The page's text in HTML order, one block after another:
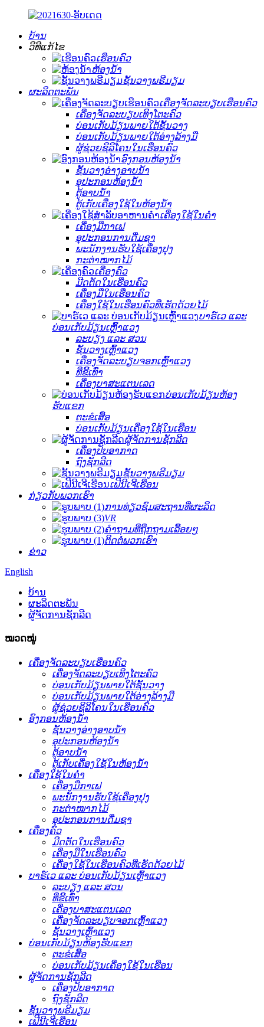
ບ້ານ
ວິທີແກ້ໄຂ
ເຮືອນຄົວ
ຫ້ອງນໍ້າ
ຊັ້ນວາງພຣີມຽມ
ຜະລິດຕະພັນ
ເຄື່ອງຈັດລະບຽບເຮືອນຄົວ
ເຄື່ອງຈັດລະບຽບເທິງໂຕະຄົວ
ບ່ອນເກັບມ້ຽນພາຍໃຕ້ຊັ້ນວາງ
ບ່ອນເກັບມ້ຽນພາຍໃຕ້ອ່າງລ້າງມື
ຜູ້ຊ່ວຍຊິລິໂຄນໃນເຮືອນຄົວ
ອົງກອນຫ້ອງນ້ຳ
ຊັ້ນວາງອ່າງອາບນໍ້າ
ອຸປະກອນຫ້ອງນ້ຳ
ຕູ້ອາບນ້ຳ
ຕູ້ເກັບເຄື່ອງໃຊ້ໃນຫ້ອງນໍ້າ
ເຄື່ອງໃຊ້ໃນຄ່ຳ
ເຄື່ອງມືກາເຟ
ອຸປະກອນການດື່ມຊາ
ພະນັກງານຮັບໃຊ້ເຄື່ອງປຸງ
ກະຕ່າໝາກໄມ້
ເຄື່ອງຄົວ
ມີດຕັດໃນເຮືອນຄົວ
ເຄື່ອງມືໃນເຮືອນຄົວ
ເຄື່ອງໃຊ້ໃນເຮືອນຄົວທີ່ເຮັດດ້ວຍໄມ້
ບາຣ໌ເວ ແລະ
ບ່ອນເກັບມ້ຽນເຫຼົ້າແວງ
ລະບຽງ ແລະ ສວນ
ຊັ້ນວາງເຫຼົ້າແວງ
ເຄື່ອງຈັດລະບຽບຈອກເຫຼົ້າແວງ
ທີ່ຂີ້ເທົ່າ
ເຄື່ອງບາສະແຕນເລດ
ບ່ອນເກັບມ້ຽນຫ້ອງ
ຮັບແຂກ
ຕະຂໍເສື້ອ
ບ່ອນເກັບມ້ຽນເຄື່ອງໃຊ້ໃນເຮືອນ
ຜູ້ຈັດການຊັກລີດ
ເຄື່ອງປັບອາກາດ
ຖົງຊັກລີດ
ຊັ້ນວາງພຣີມຽມ
ເຟີນີເຈີເຮືອນ
ກ່ຽວກັບພວກເຮົາ
ການທ່ຽວຊົມສະຖານທີ່ຜະລິດ
VR
ຄຳຖາມທີ່ຖືກຖາມເລື້ອຍໆ
ຕິດຕໍ່ພວກເຮົາ
ຂ່າວ
English
ບ້ານ
ຜະລິດຕະພັນ
ຜູ້ຈັດການຊັກລີດ
ໝວດໝູ່
ເຄື່ອງຈັດລະບຽບເຮືອນຄົວ
ເຄື່ອງຈັດລະບຽບເທິງໂຕະຄົວ
ບ່ອນເກັບມ້ຽນພາຍໃຕ້ຊັ້ນວາງ
ບ່ອນເກັບມ້ຽນພາຍໃຕ້ອ່າງລ້າງມື
ຜູ້ຊ່ວຍຊິລິໂຄນໃນເຮືອນຄົວ
ອົງກອນຫ້ອງນ້ຳ
ຊັ້ນວາງອ່າງອາບນໍ້າ
ອຸປະກອນຫ້ອງນ້ຳ
ຕູ້ອາບນ້ຳ
ຕູ້ເກັບເຄື່ອງໃຊ້ໃນຫ້ອງນໍ້າ
ເຄື່ອງໃຊ້ໃນຄ່ຳ
ເຄື່ອງມືກາເຟ
ພະນັກງານຮັບໃຊ້ເຄື່ອງປຸງ
ກະຕ່າໝາກໄມ້
ອຸປະກອນການດື່ມຊາ
ເຄື່ອງຄົວ
ມີດຕັດໃນເຮືອນຄົວ
ເຄື່ອງມືໃນເຮືອນຄົວ
ເຄື່ອງໃຊ້ໃນເຮືອນຄົວທີ່ເຮັດດ້ວຍໄມ້
ບາຣ໌ເວ ແລະ ບ່ອນເກັບມ້ຽນເຫຼົ້າແວງ
ລະບຽງ ແລະ ສວນ
ທີ່ຂີ້ເທົ່າ
ເຄື່ອງບາສະແຕນເລດ
ເຄື່ອງຈັດລະບຽບຈອກເຫຼົ້າແວງ
ຊັ້ນວາງເຫຼົ້າແວງ
ບ່ອນເກັບມ້ຽນຫ້ອງຮັບແຂກ
ຕະຂໍເສື້ອ
ບ່ອນເກັບມ້ຽນເຄື່ອງໃຊ້ໃນເຮືອນ
ຜູ້ຈັດການຊັກລີດ
ເຄື່ອງປັບອາກາດ
ຖົງຊັກລີດ
ຊັ້ນວາງພຣີມຽມ
ເຟີນີເຈີເຮືອນ